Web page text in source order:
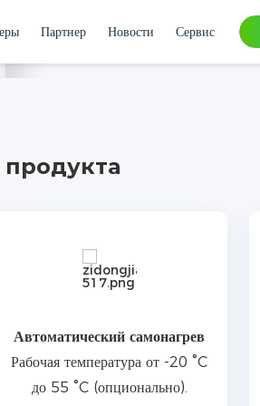
Партнер Новости Сервис
Автоматический самонагрев
Рабочая температура от -20 °C
до 55 °C (опционально).